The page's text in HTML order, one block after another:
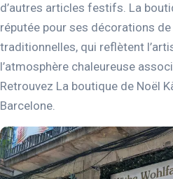
d’autres articles festifs. La
réputée pour ses décorations
traditionnelles, qui reflètent
l’atmosphère chaleureuse
Retrouvez La boutique de Noël
Barcelone.